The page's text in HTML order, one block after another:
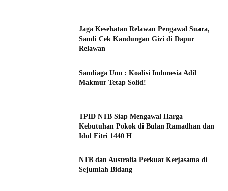
Jaga Kesehatan Relawan Pengawal Suara,
Sandi Cek Kandungan Gizi di Dapur
Relawan
Sandiaga Uno : Koalisi Indonesia Adil
Makmur Tetap Solid!
TPID NTB Siap Mengawal Harga
Kebutuhan Pokok di Bulan Ramadhan dan
Idul Fitri 1440 H
NTB dan Australia Perkuat Kerjasama di
Sejumlah Bidang